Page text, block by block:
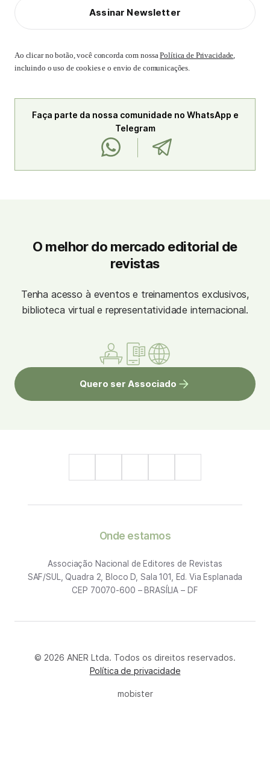
Assinar Newsletter
Ao clicar no botão, você concorda com nossaPolítica de Privacidade,
incluindo o uso de cookies e o envio de comunicações.
Faça parte da nossa comunidade no WhatsApp e
Telegram
O melhor do mercado editorial de
revistas
Tenha acesso à eventos e treinamentos exclusivos,
biblioteca virtual e representatividade internacional.
Quero ser Associado
Onde estamos
Associação Nacional de Editores de Revistas
SAF/SUL, Quadra 2, Bloco D, Sala 101, Ed. Via Esplanada
CEP 70070-600 – BRASÍLIA – DF
© 2026 ANER Ltda. Todos os direitos reservados.
Política de privacidade
mobister